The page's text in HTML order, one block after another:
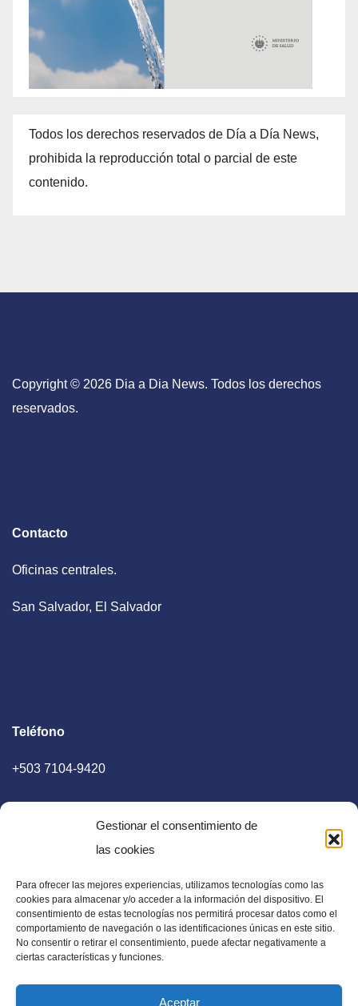
Gestionar el consentimiento de
las cookies
Para ofrecer las mejores experiencias, utilizamos tecnologías como las
cookies para almacenar y/o acceder a la información del dispositivo. El
consentimiento de estas tecnologías nos permitirá procesar datos como el
comportamiento de navegación o las identificaciones únicas en este sitio.
No consentir o retirar el consentimiento, puede afectar negativamente a
ciertas características y funciones.
Aceptar
Todos los derechos reservados de Día a Día News,
prohibida la reproducción total o parcial de este
contenido.
Copyright © 2026 Dia a Dia News. Todos los derechos
reservados.
Contacto
Oficinas centrales.
San Salvador, El Salvador
Teléfono
+503 7104-9420
E-mail
diaadia.redaccion@gmail.com